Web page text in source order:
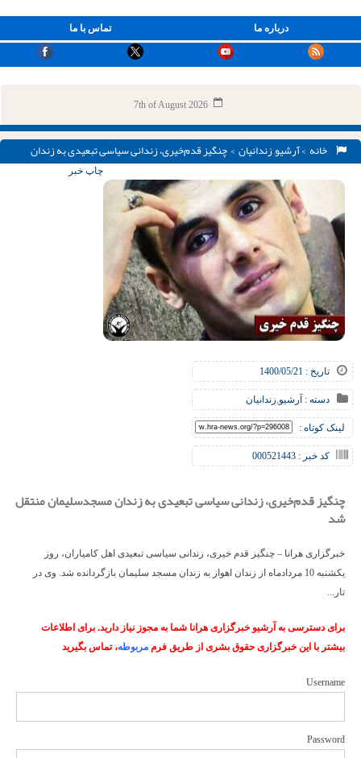
تماس با ما درباره ما
7th of August 2026
خانه >آرشیو,زندانیان> چنگیز قدم‌خیری، زندانی سیاسی تبعیدی به زندان
تاریخ : 1400/05/21
دسته : آرشیو,زندانیان
لینک کوتاه :
کد خبر : 000521443
چاپ خبر
چنگیز قدم‌خیری، زندانی سیاسی تبعیدی به زندان مسجدسلیمان منتقل
شد
خبرگزاری هرانا – چنگیز قدم خیری، زندانی سیاسی تبعیدی اهل کامیاران، روز
یکشنبه 10 مردادماه از زندان اهواز به زندان مسجد سلیمان بازگردانده شد. وی در
تار...
برای دسترسی به آرشیو خبرگزاری هرانا شما به مجوز نیاز دارید. برای اطلاعات
بیشتر با این خبرگزاری حقوق بشری از طریق فرم مربوطه، تماس بگیرید
Username
Password